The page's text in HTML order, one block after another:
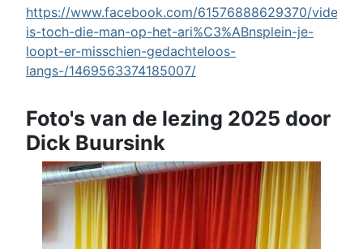
https://www.facebook.com/61576888629370/videos/
is-toch-die-man-op-het-ari%C3%ABnsplein-je-
loopt-er-misschien-gedachteloos-
langs-/1469563374185007/
Foto's van de lezing 2025 door
Dick Buursink